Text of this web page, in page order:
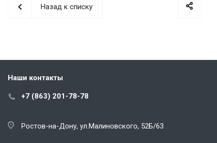
Назад к списку
Наши контакты
+7 (863) 201-78-78
Ростов-на-Дону, ул.Малиновского, 52Б/63